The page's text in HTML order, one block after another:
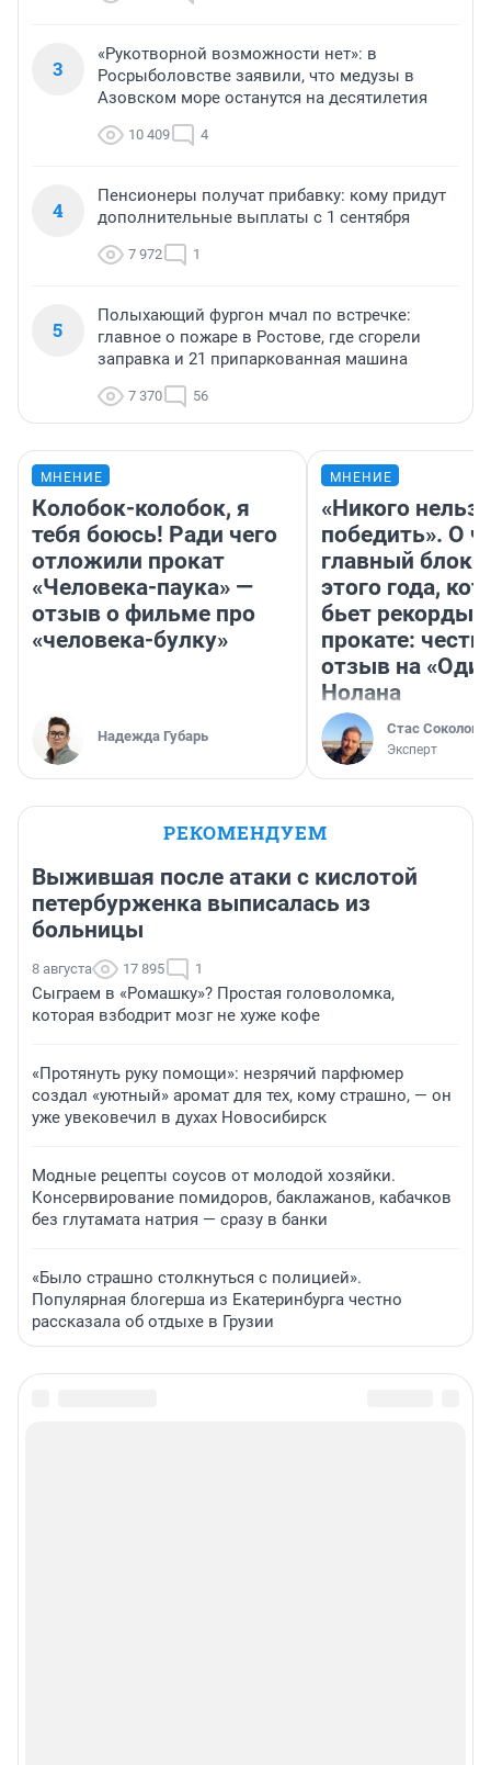
3
«Рукотворной возможности нет»: в
Росрыболовстве заявили, что медузы в
Азовском море останутся на десятилетия
10 409 4
4
Пенсионеры получат прибавку: кому придут
дополнительные выплаты с 1 сентября
7 972 1
5
Полыхающий фургон мчал по встречке:
главное о пожаре в Ростове, где сгорели
заправка и 21 припаркованная машина
7 370 56
МНЕНИЕ
Колобок-колобок, я
тебя боюсь! Ради чего
отложили прокат
«Человека-паука» —
отзыв о фильме про
«человека-булку»
Надежда Губарь
МНЕНИЕ
«Никого нельзя
победить». О
главный
этого года,
бьет рекорды в
прокате:
отзыв на
Нолана
Стас Соколов
Эксперт
РЕКОМЕНДУЕМ
Выжившая после атаки с кислотой
петербурженка выписалась из
больницы
8 августа 17 895 1
Сыграем в «Ромашку»? Простая головоломка,
которая взбодрит мозг не хуже кофе
«Протянуть руку помощи»: незрячий парфюмер
создал «уютный» аромат для тех, кому страшно, — он
уже увековечил в духах Новосибирск
Модные рецепты соусов от молодой хозяйки.
Консервирование помидоров, баклажанов, кабачков
без глутамата натрия — сразу в банки
«Было страшно столкнуться с полицией».
Популярная блогерша из Екатеринбурга честно
рассказала об отдыхе в Грузии